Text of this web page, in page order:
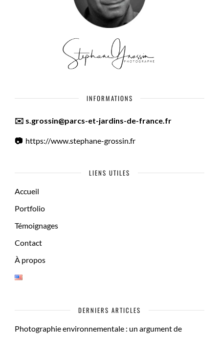
INFORMATIONS
✉️ s.grossin@parcs-et-jardins-de-france.fr
📷 https://www.stephane-grossin.fr
LIENS UTILES
Accueil
Portfolio
Témoignages
Contact
À propos
DERNIERS ARTICLES
Photographie environnementale : un argument de